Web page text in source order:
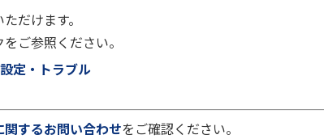
だけます。
ご参照ください。
定・トラブル
するお問い合わせをご確認ください。